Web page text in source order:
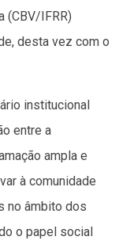
(CBV/IFRR)
desta vez com o
institucional
entre a
ampla e
à comunidade
no âmbito dos
o papel social